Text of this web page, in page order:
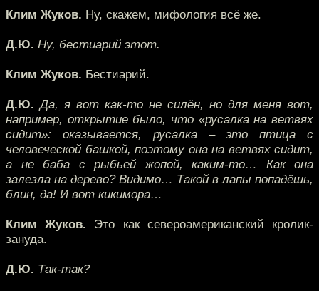
Клим Жуков. Ну, скажем, мифология всё же.
Д.Ю. Ну, бестиарий этот.
Клим Жуков. Бестиарий.
Д.Ю. Да, я вот как-то не силён, но для меня вот,
например, открытие было, что «русалка на ветвях
сидит»: оказывается, русалка – это птица с
человеческой башкой, поэтому она на ветвях сидит,
а не баба с рыбьей жопой, каким-то… Как она
залезла на дерево? Видимо… Такой в лапы попадёшь,
блин, да! И вот кикимора…
Клим Жуков. Это как североамериканский кролик-
зануда.
Д.Ю. Так-так?